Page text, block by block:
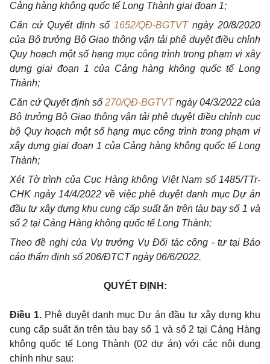
Cảng hàng không quốc tế Long Thành giai đoạn 1;
Căn cứ Quyết định số 1652/QĐ-BGTVTngày 20/8/2020
của Bộ trưởng Bộ Giao thông vận tải phê duyệt điều chỉnh
Quy hoạch một số hạng mục công trình trong phạm vi xây
dựng giai đoạn 1 của Cảng hàng không quốc tế Long
Thành;
Căn cứ Quyết định số 270/QĐ-BGTVTngày 04/3/2022 của
Bộ trưởng Bộ Giao thông vận tải phê duyệt điều chỉnh cục
bộ Quy hoạch một số hạng mục công trình trong phạm vi
xây dựng giai đoạn 1 của Cảng hàng không quốc tế Long
Thành;
Xét Tờ trình của Cục Hàng không Việt Nam số 1485/TTr-
CHK ngày 14/4/2022 về việc phê duyệt danh mục Dự án
đầu tư xây dựng khu cung cấp suất ăn trên tàu bay số 1 và
số 2 tại Cảng Hàng không quốc tế Long Thành;
Theo đề nghị của Vụ trưởng Vụ Đối tác công - tư tại Báo
cáo thẩm định số 206/ĐTCT ngày 06/6/2022.
QUYẾT ĐỊNH:
Điều 1. Phê duyệt danh mục Dự án đầu tư xây dựng khu
cung cấp suất ăn trên tàu bay số 1 và số 2 tại Cảng Hàng
không quốc tế Long Thành (02 dự án) với các nội dung
chính như sau: